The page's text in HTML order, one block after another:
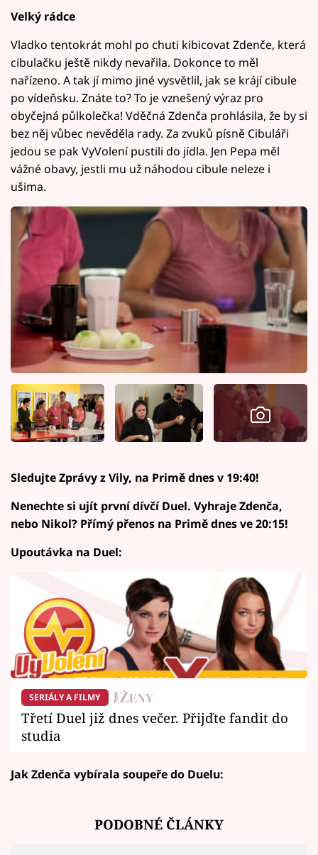
Velký rádce
Vladko tentokrát mohl po chuti kibicovat Zdenče, která
cibulačku ještě nikdy nevařila. Dokonce to měl
nařízeno. A tak jí mimo jiné vysvětlil, jak se krájí cibule
po vídeňsku. Znáte to? To je vznešený výraz pro
obyčejná půlkolečka! Vděčná Zdenča prohlásila, že by si
bez něj vůbec nevěděla rady. Za zvuků písně Cibuláři
jedou se pak VyVolení pustili do jídla. Jen Pepa měl
vážné obavy, jestli mu už náhodou cibule neleze i
ušima.
Sledujte Zprávy z Vily, na Primě dnes v 19:40!
Nenechte si ujít první dívčí Duel. Vyhraje Zdenča,
nebo Nikol? Přímý přenos na Primě dnes ve 20:15!
Upoutávka na Duel:
SERIÁLY A FILMY
Třetí Duel již dnes večer. Přijďte fandit do
studia
Jak Zdenča vybírala soupeře do Duelu:
PODOBNÉ ČLÁNKY